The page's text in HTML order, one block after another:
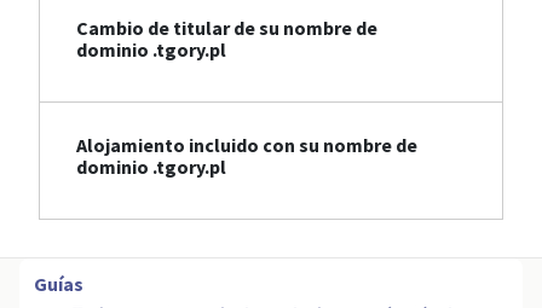
Cambio de titular de su nombre de
dominio .tgory.pl
Alojamiento incluido con su nombre de
dominio .tgory.pl
Guías